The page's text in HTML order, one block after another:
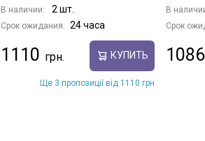
В наличии: 2 шт.
Срок ожидания: 24 часа
1110 КУПИТЬ
Ще 3 пропозиції від 1110 грн
В
Срок
1086